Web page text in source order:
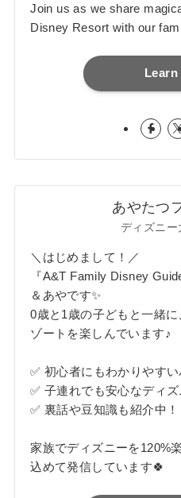
Join us as we share
Disney Resort with our
Learn
あやたつ
ディズニー
＼はじめまして！／
『A&T Family Disney
＆あやです✨
0歳と1歳の子どもと一緒
ゾートを楽しんでいます♪
✅ 初心者にもわかりやす
✅ 子連れでも安心なディ
✅ 裏話や豆知識も紹介中！
家族でディズニーを120%
込めて発信しています🍀